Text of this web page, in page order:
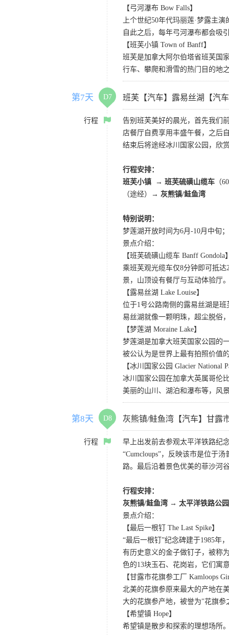
【弓河瀑布 Bow Falls】
上个世纪50年代玛丽莲·梦露主
自此之后，每年弓河瀑布都会吸
【班芙小镇 Town of Banff】
班芙是加拿大阿尔伯塔省班芙国
行车、攀爬和滑雪的热门目的地
第7天 D7 班芙【汽车】露易丝湖【汽
行程
告别班芙美好的晨光，首先我们
店餐厅自费享用丰盛午餐，之后
结束后将途经冰川国家公园，欣
行程安排：
班芙小镇 → 班芙硫磺山缆车 （
（途经）
→ 灰熊镇/鲑鱼湾
特别说明：
梦莲湖开放时间为6月-10月中旬
景点介绍：
【班芙硫磺山缆车 Banff Gondola
乘班芙观光缆车仅8分钟即可抵
景，山顶设有餐厅与互动体验厅
【露易丝湖 Lake Louise】
位于1号公路南侧的露易丝湖是
易丝湖就像一颗明珠，超尘脱俗
【梦莲湖 Moraine Lake】
梦莲湖是加拿大班芙国家公园的
被公认为是世界上最有拍照价值
【冰川国家公园 Glacier National
冰川国家公园在加拿大英属哥伦
美丽的山川、湖泊和瀑布等，风
第8天 D8 灰熊镇/鲑鱼湾【汽车】甘露
行程
早上出发前去参观太平洋铁路纪
“Cumcloups”，反映该市是位于
路。最后沿着景色优美的菲沙河
行程安排：
灰熊镇/鲑鱼湾 → 太平洋铁路公园
景点介绍：
【最后一根钉 The Last Spike】
“最后一根钉”纪念碑建于1985年
有历史意义的金子做钉子，被称
色的13块玉石、花岗岩，它们寓
【甘露市花旗参工厂 Kamloops
北美的花旗参原来最大的产地在
大的花旗参产地，被誉为"花旗
【希望镇 Hope】
希望镇是散步和探索的理想场所